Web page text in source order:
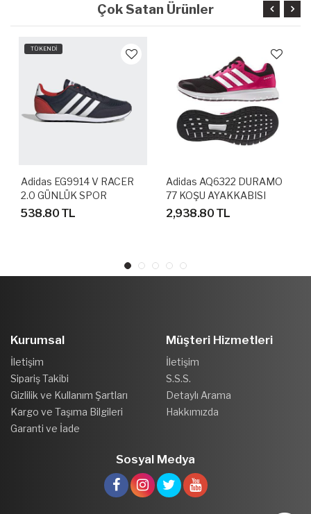
Çok Satan Ürünler
TÜKENDİ
Adidas EG9914 V RACER
2.0 GÜNLÜK SPOR
AYAKKABI
538.80 TL
Adidas AQ6322 DURAMO
77 KOŞU AYAKKABISI
2,938.80 TL
Kurumsal
İletişim
Sipariş Takibi
Gizlilik ve Kullanım Şartları
Kargo ve Taşıma Bilgileri
Garanti ve İade
Müşteri Hizmetleri
İletişim
S.S.S.
Detaylı Arama
Hakkımızda
Sosyal Medya